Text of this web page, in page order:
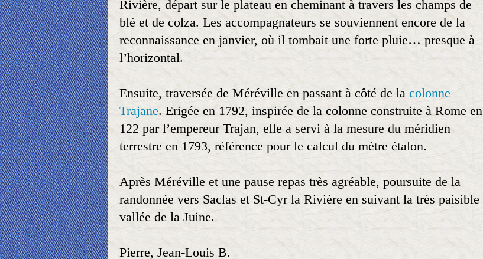
Rivière, départ sur le plateau en cheminant à travers les champs de
blé et de colza. Les accompagnateurs se souviennent encore de la
reconnaissance en janvier, où il tombait une forte pluie… presque à
l’horizontal.
Ensuite, traversée de Méréville en passant à côté de la colonne
Trajane. Erigée en 1792, inspirée de la colonne construite à Rome en
122 par l’empereur Trajan, elle a servi à la mesure du méridien
terrestre en 1793, référence pour le calcul du mètre étalon.
Après Méréville et une pause repas très agréable, poursuite de la
randonnée vers Saclas et St-Cyr la Rivière en suivant la très paisible
vallée de la Juine.
Pierre, Jean-Louis B.